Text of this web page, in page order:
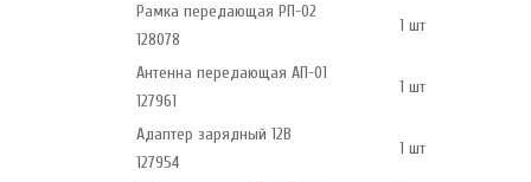
Рамка передающая РП-02
128078
1 шт
Антенна передающая АП-01
127961
1 шт
Адаптер зарядный 12В
127954
1 шт